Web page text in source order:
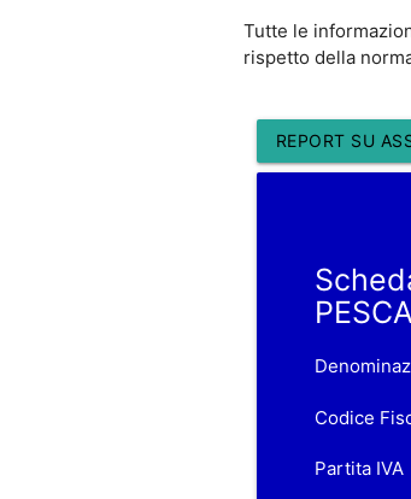
Tutte le
rispetto della
REPORT SU
Codice
Partita IVA